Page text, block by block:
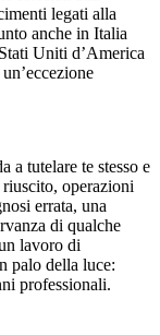
legati alla
anche in Italia
Uniti d’America
a tutelare te stesso e
operazioni
errata, una
di qualche
lavoro di
palo della luce:
professionali.